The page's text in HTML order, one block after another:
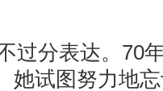
过分表达。70
她试图努力地